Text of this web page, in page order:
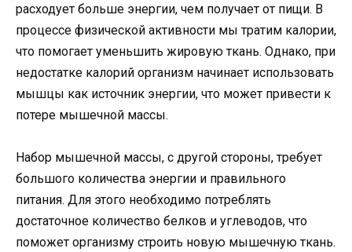
расходует больше энергии, чем получает от пищи. В
процессе физической активности мы тратим калории,
что помогает уменьшить жировую ткань. Однако, при
недостатке калорий организм начинает использовать
мышцы как источник энергии, что может привести к
потере мышечной массы.
Набор мышечной массы, с другой стороны, требует
большого количества энергии и правильного
питания. Для этого необходимо потреблять
достаточное количество белков и углеводов, что
поможет организму строить новую мышечную ткань.